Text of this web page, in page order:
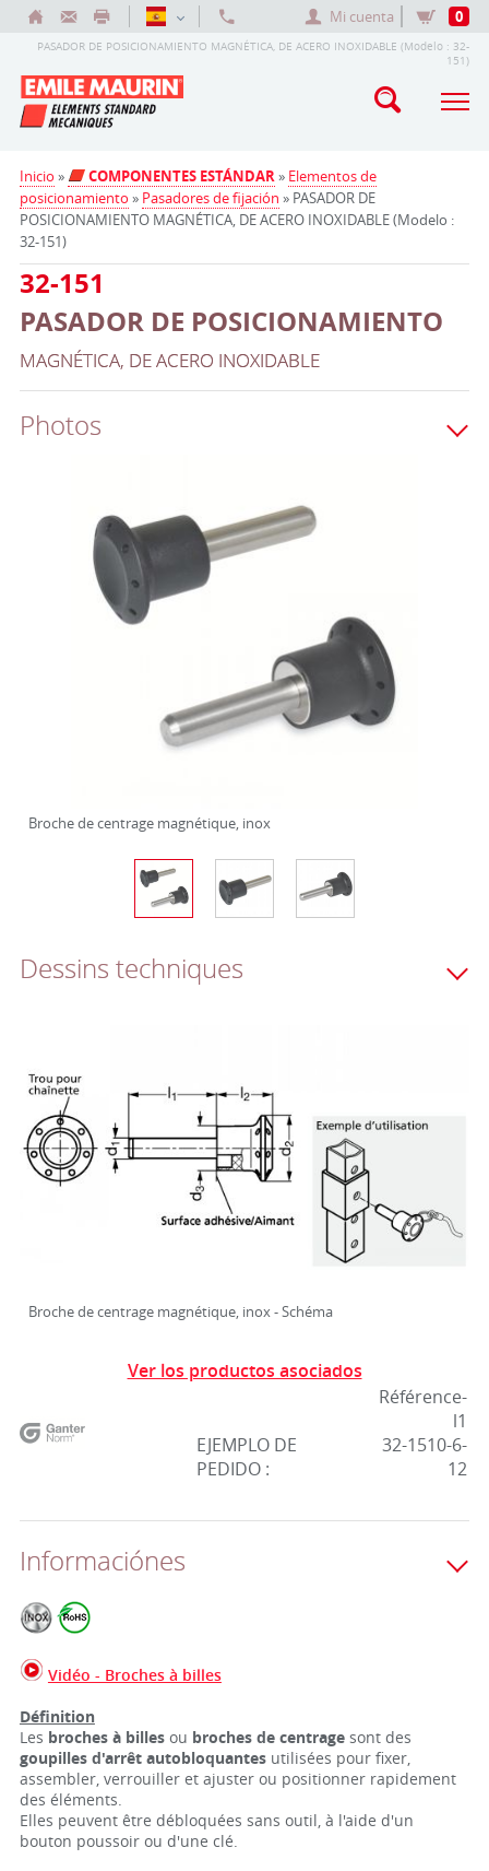
Mi cuenta 0
PASADOR DE POSICIONAMIENTO MAGNÉTICA, DE ACERO INOXIDABLE (Modelo : 32-
151)
Inicio » COMPONENTES ESTÁNDAR» Elementos de
posicionamiento » Pasadores de fijación » PASADOR DE
POSICIONAMIENTO MAGNÉTICA, DE ACERO INOXIDABLE (Modelo :
32-151)
32-151
PASADOR DE POSICIONAMIENTO
MAGNÉTICA, DE ACERO INOXIDABLE
Photos
Broche de centrage magnétique, inox
Dessins techniques
Broche de centrage magnétique, inox - Schéma
Ver los productos asociados
EJEMPLO DE
PEDIDO :
Référence-
l1
32-1510-6-
12
Informaciónes
Vidéo - Broches à billes
Définition
Les broches à billesou broches de centragesont des
goupilles d'arrêt autobloquantesutilisées pour fixer,
assembler, verrouiller et ajuster ou positionner rapidement
des éléments.
Elles peuvent être débloquées sans outil, à l'aide d'un
bouton poussoir ou d'une clé.